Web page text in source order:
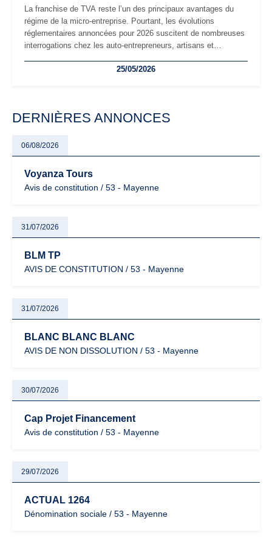
La franchise de TVA reste l’un des principaux avantages du
régime de la micro-entreprise. Pourtant, les évolutions
réglementaires annoncées pour 2026 suscitent de nombreuses
interrogations chez les auto-entrepreneurs, artisans et
facturation ou risque de bascule vers la TVA : les règles
25/05/2026
DERNIÈRES ANNONCES
06/08/2026
Voyanza Tours
Avis de constitution / 53 - Mayenne
31/07/2026
BLM TP
AVIS DE CONSTITUTION / 53 - Mayenne
31/07/2026
BLANC BLANC BLANC
AVIS DE NON DISSOLUTION / 53 - Mayenne
30/07/2026
Cap Projet Financement
Avis de constitution / 53 - Mayenne
29/07/2026
ACTUAL 1264
Dénomination sociale / 53 - Mayenne